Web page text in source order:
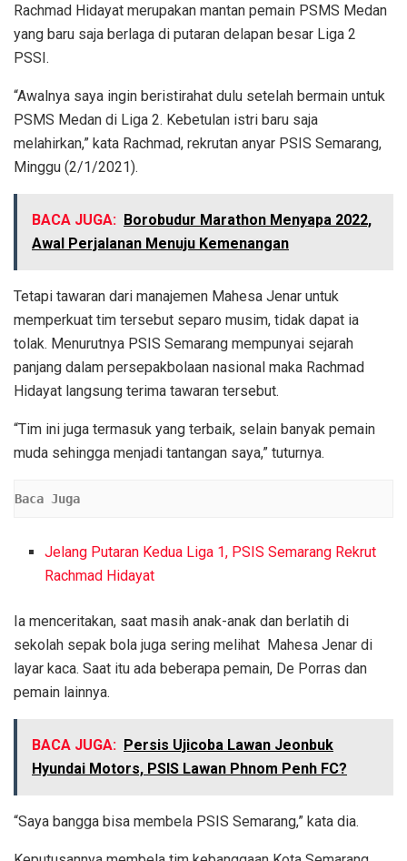
Rachmad Hidayat merupakan mantan pemain PSMS Medan
yang baru saja berlaga di putaran delapan besar Liga 2
PSSI.
“Awalnya saya ingin beristirahat dulu setelah bermain untuk
PSMS Medan di Liga 2. Kebetulan istri baru saja
melahirkan,” kata Rachmad, rekrutan anyar PSIS Semarang,
Minggu (2/1/2021).
BACA JUGA: Borobudur Marathon Menyapa 2022,
Awal Perjalanan Menuju Kemenangan
Tetapi tawaran dari manajemen Mahesa Jenar untuk
memperkuat tim tersebut separo musim, tidak dapat ia
tolak. Menurutnya PSIS Semarang mempunyai sejarah
panjang dalam persepakbolaan nasional maka Rachmad
Hidayat langsung terima tawaran tersebut.
“Tim ini juga termasuk yang terbaik, selain banyak pemain
muda sehingga menjadi tantangan saya,” tuturnya.
Baca Juga
Jelang Putaran Kedua Liga 1, PSIS Semarang Rekrut
Rachmad Hidayat
Ia menceritakan, saat masih anak-anak dan berlatih di
sekolah sepak bola juga sering melihat Mahesa Jenar di
layar kaca. Saat itu ada beberapa pemain, De Porras dan
pemain lainnya.
BACA JUGA: Persis Ujicoba Lawan Jeonbuk
Hyundai Motors, PSIS Lawan Phnom Penh FC?
“Saya bangga bisa membela PSIS Semarang,” kata dia.